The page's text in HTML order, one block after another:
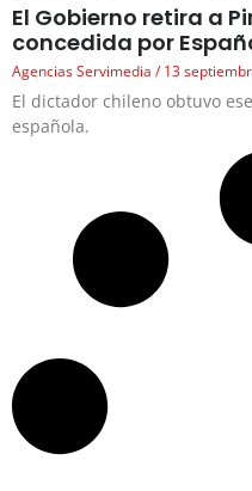
El Gobierno retira a
concedida por
Agencias Servimedia 13
El dictador chileno obtuvo
española.